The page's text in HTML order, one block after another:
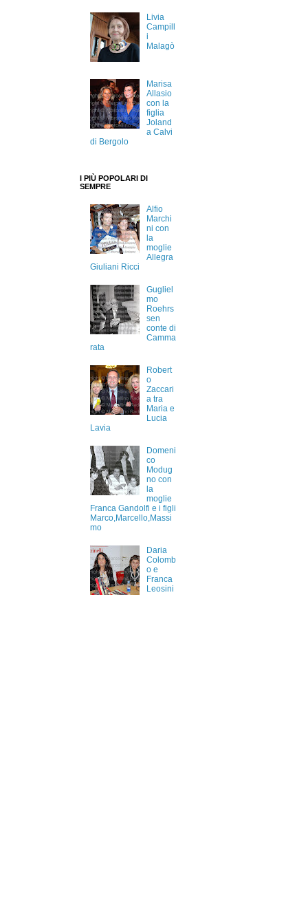
Livia
Campill
i
Malagò
Marisa
Allasio
con la
figlia
Joland
a Calvi
di Bergolo
I PIÙ POPOLARI DI
SEMPRE
Alfio
Marchi
ni con
la
moglie
Allegra
Giuliani Ricci
Gugliel
mo
Roehrs
sen
conte di
Camma
rata
Robert
o
Zaccari
a tra
Maria e
Lucia
Lavia
Domeni
co
Modug
no con
la
moglie
Franca Gandolfi e i figli
Marco,Marcello,Massi
mo
Daria
Colomb
o e
Franca
Leosini